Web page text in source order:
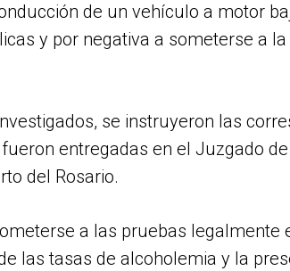
de un vehículo a motor
y por negativa a someterse a
se instruyeron las
entregadas en el Juzgado
del Rosario.
a las pruebas legalmente
las tasas de alcoholemia y la